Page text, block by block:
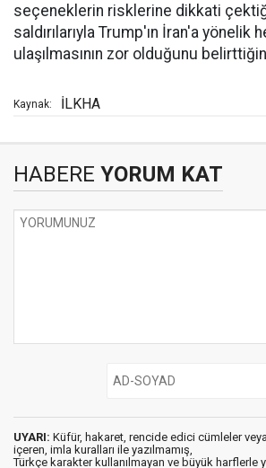
seçeneklerin risklerine dikkati
saldırılarıyla Trump'ın İran'a yönelik
ulaşılmasının zor olduğunu
Kaynak: İLKHA
HABERE YORUM KAT
UYARI: Küfür, hakaret, rencide edici cümleler
içeren, imla kuralları ile yazılmamış,
Türkçe karakter kullanılmayan ve büyük harflerle